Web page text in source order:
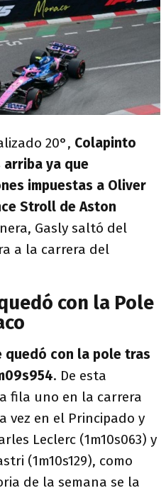
20°, Colapinto
ya que
impuestas a Oliver
Stroll de Aston
Gasly saltó del
a la carrera del
con la Pole
quedó con la pole tras
. De esta
fila uno en la carrera
vez en el Principado y
Leclerc (1m10s063) y
(1m10s129), como
de la semana se la